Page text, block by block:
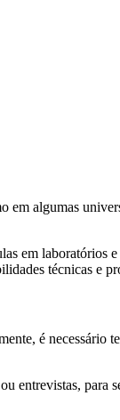
algumas
em laboratórios
técnicas e
é
para